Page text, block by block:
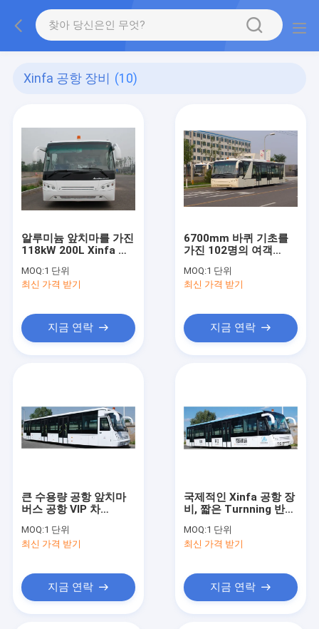
Xinfa 공항 장비 (10)
알루미늄 앞치마를 가진
118kW 200L Xinfa 공
MOQ:1 단위
최신 가격 받기
지금 연락
6700mm 바퀴 기초를
가진 102명의 여객
MOQ:1 단위
최신 가격 받기
지금 연락
큰 수용량 공항 앞치마
버스 공항 VIP 차
MOQ:1 단위
최신 가격 받기
지금 연락
국제적인 Xinfa 공항 장
비, 짧은 Turnning 반경
MOQ:1 단위
최신 가격 받기
지금 연락